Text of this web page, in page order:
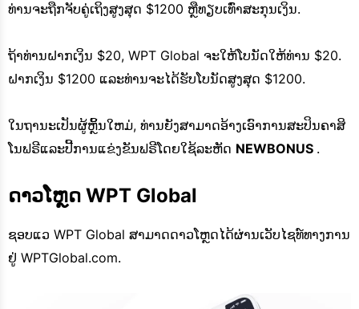
ທ່ານຈະຖືກຈັບຄູ່ເຖິງສູງສຸດ $1200 ຫຼືທຽບເທົ່າສະກຸນເງິນ.
ຖ້າທ່ານຝາກເງິນ $20, WPT Global ຈະໃຫ້ໂບນັດໃຫ້ທ່ານ $20.
ຝາກເງິນ $1200 ແລະທ່ານຈະໄດ້ຮັບໂບນັດສູງສຸດ $1200.
ໃນຖານະເປັນຜູ້ຫຼິ້ນໃຫມ່, ທ່ານຍັງສາມາດອ້າງເອົາການສະປິນຄາສິ
ໂນຟຣີແລະປີ້ການແຂ່ງຂັນຟຣີໂດຍໃຊ້ລະຫັດ NEWBONUS .
ດາວໂຫຼດ WPT Global
ຊອບແວ WPT Global ສາມາດດາວໂຫຼດໄດ້ຜ່ານເວັບໄຊທ໌ທາງການ
ຢູ່ WPTGlobal.com.